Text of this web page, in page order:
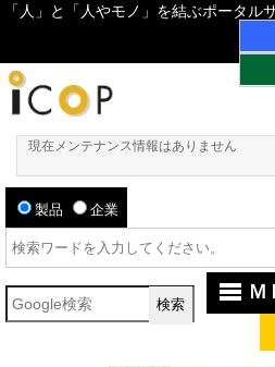
「人」と「人やモノ」を結ぶポータル
現在メンテナンス情報はありません
製品 企業
Ｍ